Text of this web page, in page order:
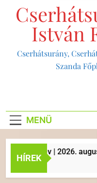
István
Cserhátsurány,
Szanda
MENÜ
HÍREK
| A év | 2026. augusztus